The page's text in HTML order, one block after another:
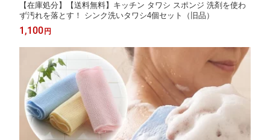
【在庫処分】【送料無料】キッチン タワシ スポンジ 洗剤を使わ
ず汚れを落とす！ シンク洗いタワシ4個セット（旧品）
1,100 円